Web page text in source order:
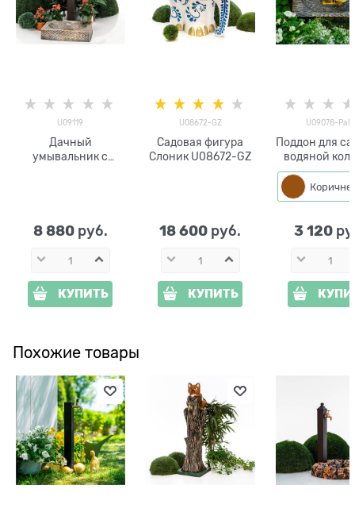
U09119
Дачный
умывальник с
8 880 руб.
КУПИТЬ
U08672-GZ
Садовая фигура
Слоник U08672-GZ
18 600 руб.
КУПИТЬ
U09078-Palis
Поддон для
водяной
U09078-
Хитсад
3 120
Похожие товары